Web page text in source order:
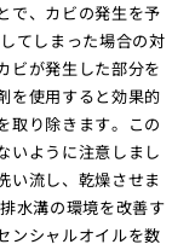
で、カビの発生を予
てしまった場合の対
ビが発生した部分を
を使用すると効果的
取り除きます。この
いように注意しまし
い流し、乾燥させま
水溝の環境を改善す
ンシャルオイルを数